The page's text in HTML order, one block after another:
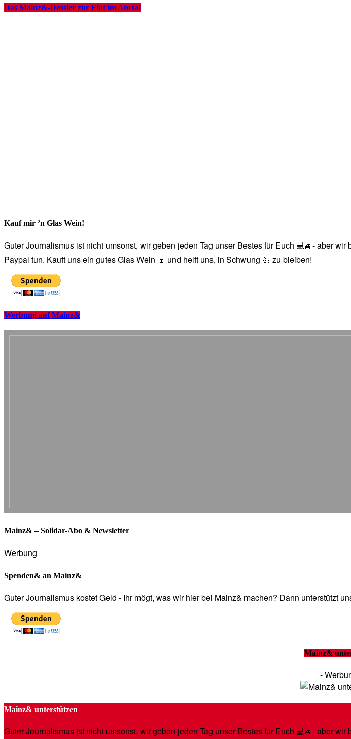
Das Mainz&-Dossier zur Flut im Ahrtal
Kauf mir ’n Glas Wein!
Guter Journalismus ist nicht umsonst, wir geben jeden Tag unser Bestes für Euch 💻🚙- aber
Paypal tun. Kauft uns ein gutes Glas Wein 🍷 und helft uns, in Schwung 💪 zu bleiben!
Werbung auf Mainz&
Mainz& – Solidar-Abo & Newsletter
Werbung
Spenden& an Mainz&
Guter Journalismus kostet Geld - Ihr mögt, was wir hier bei Mainz& machen? Dann unterstützt
Mainz&
-
Mainz& unterstützen
Guter Journalismus ist nicht umsonst, wir geben jeden Tag unser Bestes für Euch 💻🚙- aber